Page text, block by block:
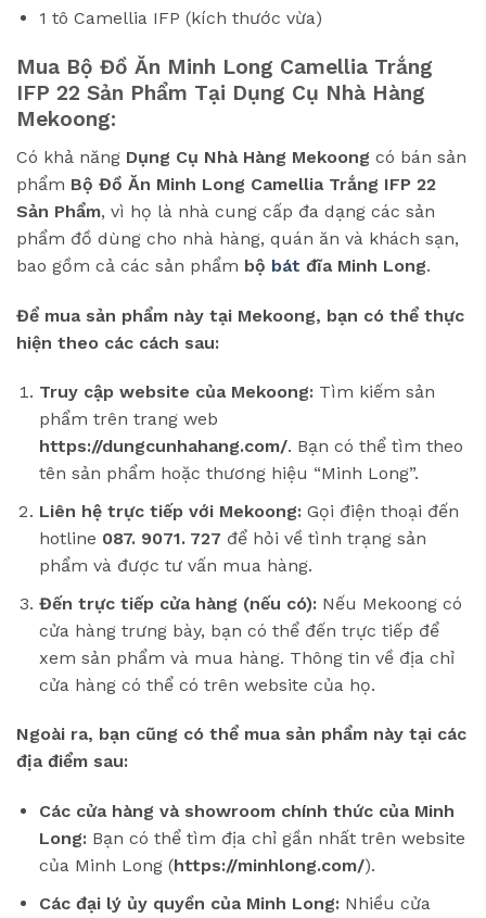
1 tô Camellia IFP (kích thước vừa)
Mua Bộ Đồ Ăn Minh Long Camellia Trắng
IFP 22 Sản Phẩm Tại Dụng Cụ Nhà Hàng
Mekoong:
Có khả năng Dụng Cụ Nhà Hàng Mekoong có bán sản
phẩm Bộ Đồ Ăn Minh Long Camellia Trắng IFP 22
Sản Phẩm, vì họ là nhà cung cấp đa dạng các sản
phẩm đồ dùng cho nhà hàng, quán ăn và khách sạn,
bao gồm cả các sản phẩm bộ bát đĩa Minh Long.
Để mua sản phẩm này tại Mekoong, bạn có thể thực
hiện theo các cách sau:
Truy cập website của Mekoong:Tìm kiếm sản
phẩm trên trang web
https://dungcunhahang.com/. Bạn có thể tìm theo
tên sản phẩm hoặc thương hiệu “Minh Long”.
Liên hệ trực tiếp với Mekoong:Gọi điện thoại đến
hotline 087. 9071. 727 để hỏi về tình trạng sản
phẩm và được tư vấn mua hàng.
Đến trực tiếp cửa hàng (nếu có):Nếu Mekoong có
cửa hàng trưng bày, bạn có thể đến trực tiếp để
xem sản phẩm và mua hàng. Thông tin về địa chỉ
cửa hàng có thể có trên website của họ.
Ngoài ra, bạn cũng có thể mua sản phẩm này tại các
địa điểm sau:
Các cửa hàng và showroom chính thức của Minh
Long:Bạn có thể tìm địa chỉ gần nhất trên website
của Minh Long (https://minhlong.com/).
Các đại lý ủy quyền của Minh Long:Nhiều cửa